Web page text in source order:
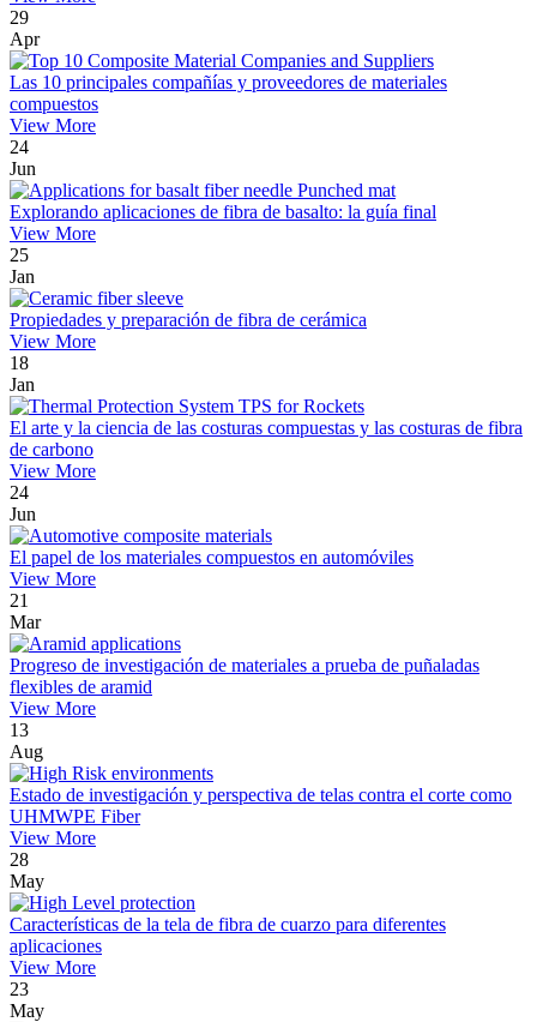
29
Apr
Las 10 principales compañías y proveedores de materiales
compuestos
View More
24
Jun
Explorando aplicaciones de fibra de basalto: la guía final
View More
25
Jan
Propiedades y preparación de fibra de cerámica
View More
18
Jan
El arte y la ciencia de las costuras compuestas y las costuras de fibra
de carbono
View More
24
Jun
El papel de los materiales compuestos en automóviles
View More
21
Mar
Progreso de investigación de materiales a prueba de puñaladas
flexibles de aramid
View More
13
Aug
Estado de investigación y perspectiva de telas contra el corte como
UHMWPE Fiber
View More
28
May
Características de la tela de fibra de cuarzo para diferentes
aplicaciones
View More
23
May